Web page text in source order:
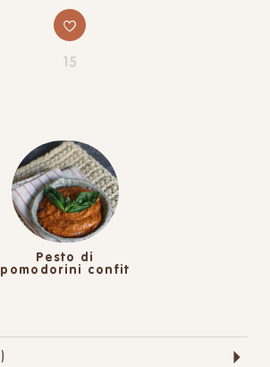
15
Pesto di
pomodorini confit
)